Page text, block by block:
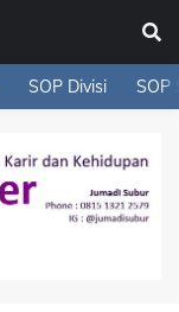
SOP Divisi SOP